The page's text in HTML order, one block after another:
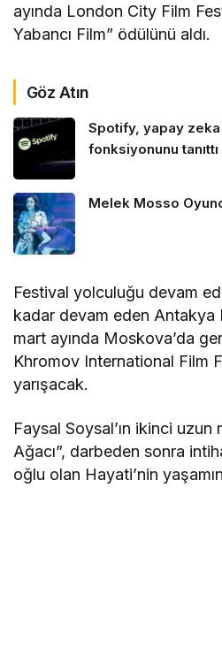
ayında London City Film
Yabancı Film” ödülünü aldı.
Göz Atın
Spotify, yapay zeka
fonksiyonunu tanıttı
Melek Mosso
Festival yolculuğu devam
kadar devam eden Antakya
mart ayında Moskova’da
Khromov International Film
yarışacak.
Faysal Soysal’ın ikinci uzun
Ağacı”, darbeden sonra
oğlu olan Hayati’nin